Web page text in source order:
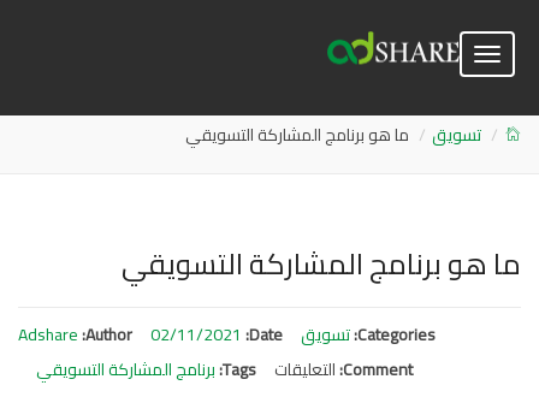
Toggle
navigation
تسويق
ما هو برنامج المشاركة التسويقي
ما هو برنامج المشاركة التسويقي
Author:
Adshare Date:
02/11/2021 Categories: تسويق
Tags: برنامج المشاركة التسويقي Comment: التعليقات على